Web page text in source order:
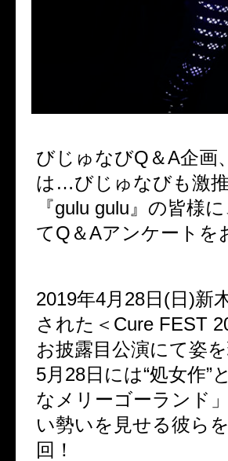
びじゅなびQ＆A企画
は…びじゅなびも激
『gulu gulu』の皆様
てQ＆Aアンケートを
2019年4月28日(日)新
された＜Cure FEST
お披露目公演にて姿を
5月28日には“処女作”
なメリーゴーランド
い勢いを見せる彼ら
回！